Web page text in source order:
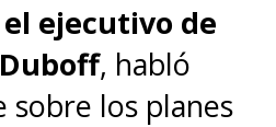
el ejecutivo de
, habló
los planes